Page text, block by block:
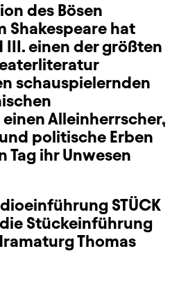
des Bösen
Shakespeare hat
III. einen der größten
schauspielernden
Alleinherrscher,
politische Erben
Tag ihr Unwesen
STÜCK
die Stückeinführung
Thomas